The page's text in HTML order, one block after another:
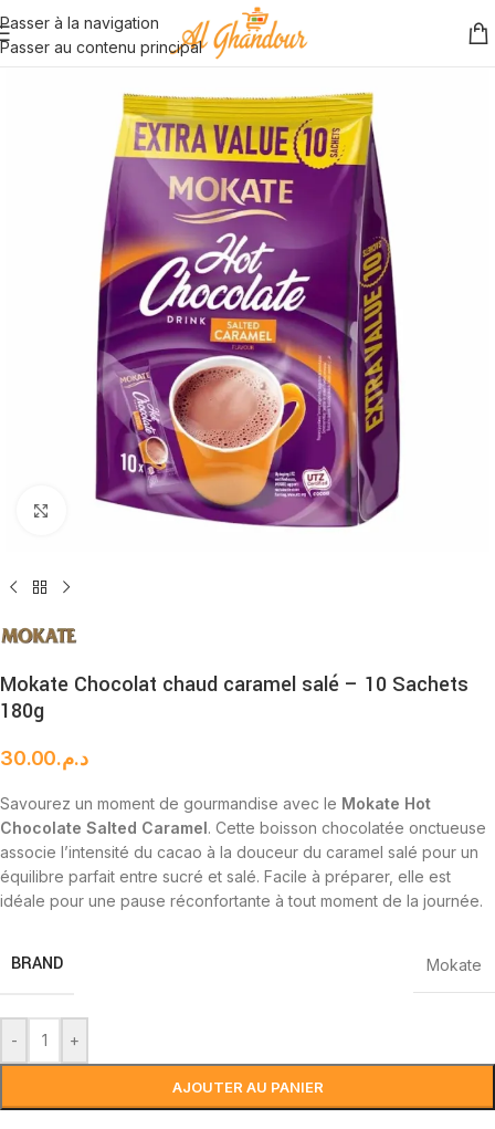
Passer à la navigation
Passer au contenu principal
Cliquez pour agrandir
Mokate Chocolat chaud caramel salé – 10 Sachets
180g
د.م.30.00
Savourez un moment de gourmandise avec le Mokate Hot
Chocolate Salted Caramel. Cette boisson chocolatée onctueuse
associe l’intensité du cacao à la douceur du caramel salé pour un
équilibre parfait entre sucré et salé. Facile à préparer, elle est
idéale pour une pause réconfortante à tout moment de la journée.
BRAND Mokate
- +
AJOUTER AU PANIER